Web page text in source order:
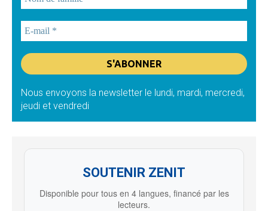
Nous envoyons la newsletter le lundi, mardi, mercredi,
jeudi et vendredi
SOUTENIR ZENIT
Disponible pour tous en 4 langues, financé par les
lecteurs.